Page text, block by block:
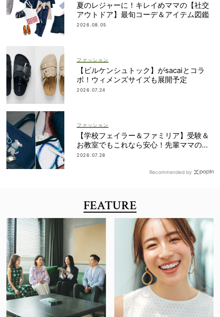
夏のレジャーに！キレイめママの【社交
アウトドア】最旬コーデ＆アイテム図鑑
2026.08.05
ファッション
【ビルケンシュトック】がsacaiとコラ
ボ！ウィメンズサイズも展開予定
2026.07.24
ファッション
【学校フェイラー＆ファミリア】受験＆
お教室でもこれなら安心！先輩ママの地
味見えしないネイビー小物
2026.07.28
Recommended by
FEATURE